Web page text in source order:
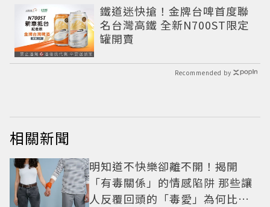
鐵道迷快搶！金牌台啤首度聯
名台灣高鐵 全新N700ST限定
罐開賣
Recommended by
相關新聞
明知道不快樂卻離不開！揭開
「有毒關係」的情感陷阱 那些讓
人反覆回頭的「毒愛」為何比菸